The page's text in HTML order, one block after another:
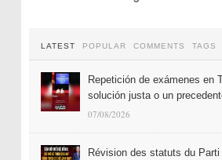
LATEST POPULAR COMMENTS TAGS
Repetición de exámenes en
solución justa o un
07/08/2026
Révision des statuts du